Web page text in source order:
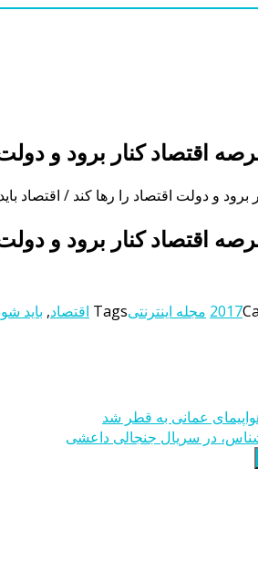
اقتصاد کنار برود و
و دولت اقتصاد را رها کند / اقتصاد
اقتصاد کنار برود و
مجله اینترنتیTags اقتصاد, باید
عمانی به قطر شد
در سریال جنجالی داعشی